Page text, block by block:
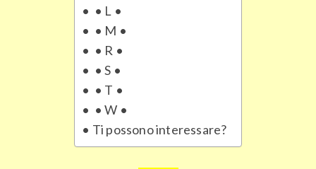
• L •
• M •
• R •
• S •
• T •
• W •
Ti possono interessare?